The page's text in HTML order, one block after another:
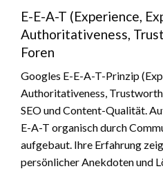
E-E-A-T (Experience,
Authoritativeness,
Foren
Googles E-E-A-T-Prinzip
Authoritativeness,
SEO und Content-Qualität.
E-A-T organisch durch
aufgebaut. Ihre Erfahrung
persönlicher Anekdoten und